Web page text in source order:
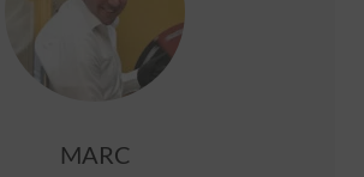
MARC